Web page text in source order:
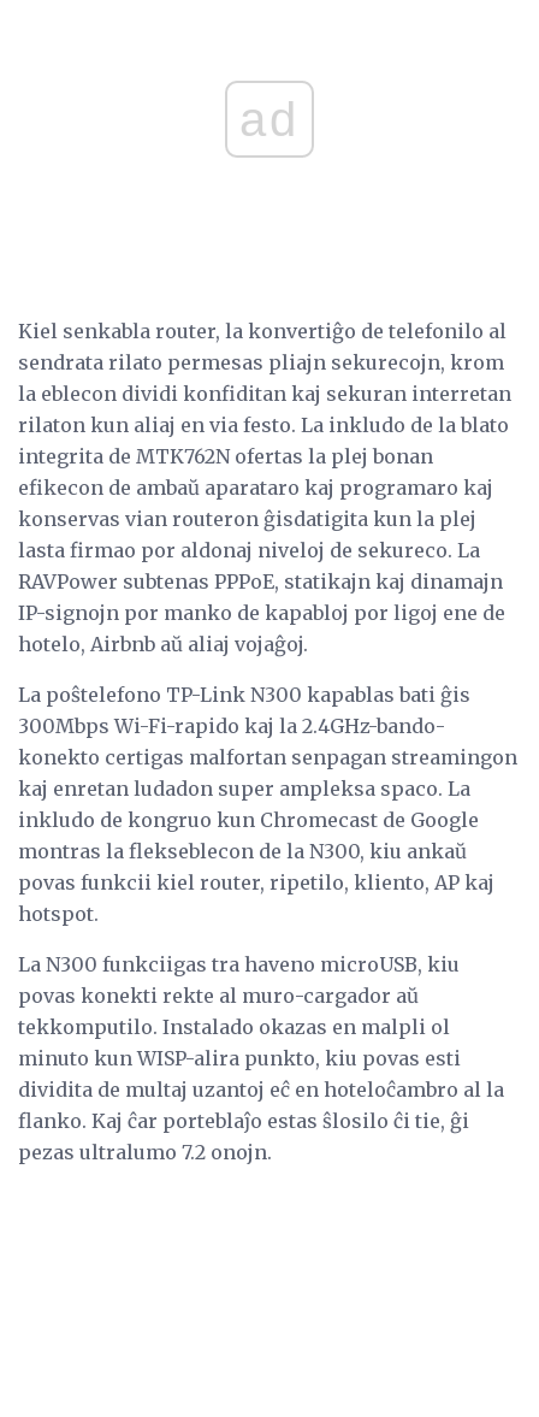
ad
Kiel senkabla router, la konvertiĝo de telefonilo al
sendrata rilato permesas pliajn sekurecojn, krom
la eblecon dividi konfiditan kaj sekuran interretan
rilaton kun aliaj en via festo. La inkludo de la blato
integrita de MTK762N ofertas la plej bonan
efikecon de ambaŭ aparataro kaj programaro kaj
konservas vian routeron ĝisdatigita kun la plej
lasta firmao por aldonaj niveloj de sekureco. La
RAVPower subtenas PPPoE, statikajn kaj dinamajn
IP-signojn por manko de kapabloj por ligoj ene de
hotelo, Airbnb aŭ aliaj vojaĝoj.
La poŝtelefono TP-Link N300 kapablas bati ĝis
300Mbps Wi-Fi-rapido kaj la 2.4GHz-bando-
konekto certigas malfortan senpagan streamingon
kaj enretan ludadon super ampleksa spaco. La
inkludo de kongruo kun Chromecast de Google
montras la flekseblecon de la N300, kiu ankaŭ
povas funkcii kiel router, ripetilo, kliento, AP kaj
hotspot.
La N300 funkciigas tra haveno microUSB, kiu
povas konekti rekte al muro-cargador aŭ
tekkomputilo. Instalado okazas en malpli ol
minuto kun WISP-alira punkto, kiu povas esti
dividita de multaj uzantoj eĉ en hoteloĉambro al la
flanko. Kaj ĉar porteblaĵo estas ŝlosilo ĉi tie, ĝi
pezas ultralumo 7.2 onojn.